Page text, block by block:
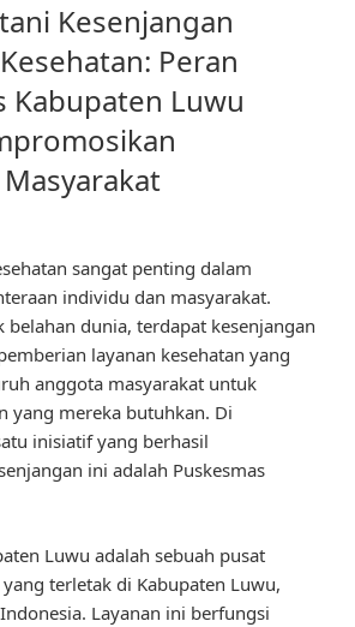
Kesenjangan
Peran
Kabupaten Luwu
sangat penting dalam
individu dan masyarakat.
belahan dunia, terdapat kesenjangan
layanan kesehatan yang
anggota masyarakat untuk
yang mereka butuhkan. Di
inisiatif yang berhasil
ini adalah Puskesmas
Luwu adalah sebuah pusat
terletak di Kabupaten Luwu,
Layanan ini berfungsi